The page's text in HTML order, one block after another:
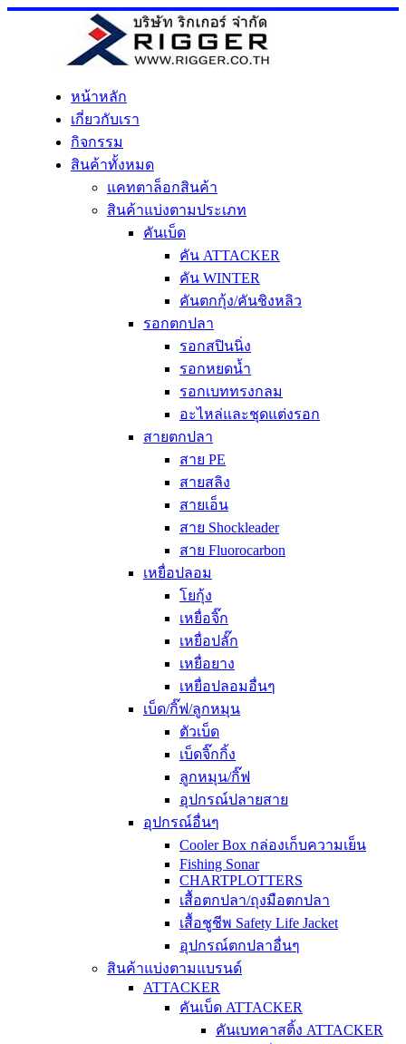
Skip
หน้าหลัก
เกี่ยวกับเรา
กิจกรรม
สินค้าทั้งหมด
แคทตาล็อกสินค้า
สินค้าแบ่งตามประเภท
คันเบ็ด
คัน ATTACKER
คัน WINTER
คันตกกุ้ง/คันชิงหลิว
รอกตกปลา
รอกสปินนิ่ง
รอกหยดน้ำ
รอกเบททรงกลม
อะไหล่และชุดแต่งรอก
สายตกปลา
สาย PE
สายสลิง
สายเอ็น
สาย Shockleader
สาย Fluorocarbon
เหยื่อปลอม
โยกุ้ง
เหยื่อจิ๊ก
เหยื่อปลั๊ก
เหยื่อยาง
เหยื่อปลอมอื่นๆ
เบ็ด/กิ๊ฟ/ลูกหมุน
ตัวเบ็ด
เบ็ดจิ๊กกิ้ง
ลูกหมุน/กิ๊ฟ
อุปกรณ์ปลายสาย
อุปกรณ์อื่นๆ
Cooler Box กล่องเก็บความเย็น
Fishing Sonar
CHARTPLOTTERS
เสื้อตกปลา/ถุงมือตกปลา
เสื้อชูชีพ Safety Life Jacket
อุปกรณ์ตกปลาอื่นๆ
สินค้าแบ่งตามแบรนด์
ATTACKER
คันเบ็ด ATTACKER
คันเบทคาสติ้ง ATTACKER